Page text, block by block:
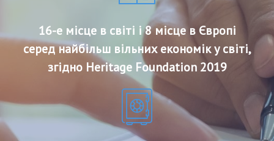
16-е місце в світі і 8 місце в Європі
серед найбільш вільних економік у світі,
згідно Heritage Foundation 2019